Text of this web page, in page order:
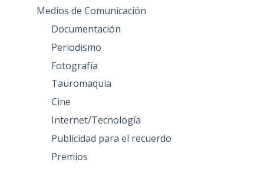
Medios de Comunicación
Documentación
Periodismo
Fotografía
Tauromaquia
Cine
Internet/Tecnología
Publicidad para el recuerdo
Premios